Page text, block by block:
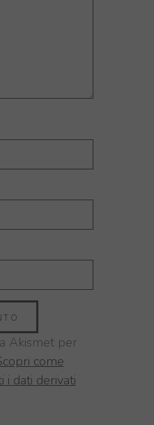
Akismet per
come
i dati derivati